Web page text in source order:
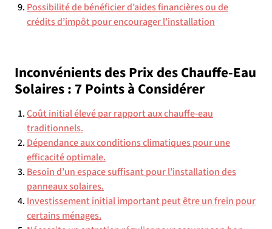
Possibilité de bénéficier d’aides financières ou de
crédits d’impôt pour encourager l’installation
Inconvénients des Prix des Chauffe-Eau
Solaires : 7 Points à Considérer
Coût initial élevé par rapport aux chauffe-eau
traditionnels.
Dépendance aux conditions climatiques pour une
efficacité optimale.
Besoin d’un espace suffisant pour l’installation des
panneaux solaires.
Investissement initial important peut être un frein pour
certains ménages.